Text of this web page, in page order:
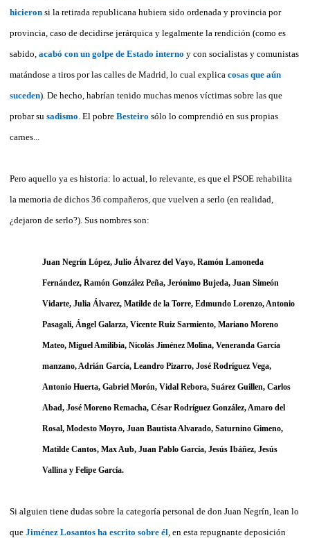
hicieron si la retirada republicana hubiera sido ordenada y provincia por
provincia, caso de decidirse jerárquica y legalmente la rendición (como es
sabido, acabó con un golpe de Estado interno y con socialistas y comunistas
matándose a tiros por las calles de Madrid, lo cual explica cosas que aún
suceden). De hecho, habrían tenido muchas menos víctimas sobre las que
probar su sadismo . El pobre Besteiro sólo lo comprendió en sus propias
carnes...
Pero aquello ya es historia: lo actual, lo relevante, es que el PSOE rehabilita
la memoria de dichos 36 compañeros, que vuelven a serlo (en realidad,
¿dejaron de serlo?). Sus nombres son:
Juan Negrín López,Julio Álvarez del Vayo,Ramón Lamoneda
Fernández,Ramón González Peña,Jerónimo Bujeda,Juan Simeón
Vidarte,Julia Álvarez,Matilde de la Torre,Edmundo Lorenzo, Antonio
Pasagali, Ángel Galarza,Vicente Ruiz Sarmiento,Mariano Moreno
Mateo,Miguel Amilibia,Nicolás Jiménez Molina,Veneranda García
manzano, Adrián García,Leandro Pizarro,José Rodríguez Vega,
Antonio Huerta,Gabriel Morón,Vidal Rebora,Suárez Guillen,Carlos
Abad,José Moreno Remacha,César Rodríguez González, Amaro del
Rosal,Modesto Moyro,Juan Bautista Alvarado,Saturnino Gimeno,
Matilde Cantos,Max Aub,Juan Pablo García,Jesús Ibáñez,Jesús
Vallina yFelipe García.
Si alguien tiene dudas sobre la categoría personal de don Juan Negrín, lean lo
que Jiménez Losantos ha escrito sobre él , en esta repugnante deposición